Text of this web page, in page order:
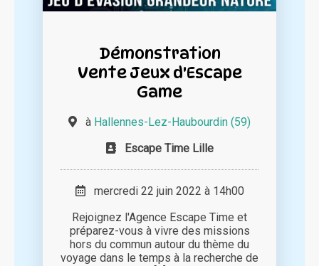
Démonstration
Vente Jeux d'Escape
Game
à Hallennes-Lez-Haubourdin (59)
Escape Time Lille
mercredi 22 juin 2022 à 14h00
Rejoignez l'Agence Escape Time et
préparez-vous à vivre des missions
hors du commun autour du thème du
voyage dans le temps à la recherche de